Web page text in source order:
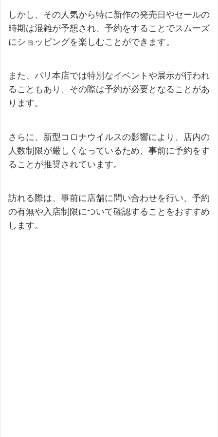
しかし、その人気から特に新作の発売日やセールの
時期は混雑が予想され、予約をすることでスムーズ
にショッピングを楽しむことができます。
また、パリ本店では特別なイベントや展示が行われ
ることもあり、その際は予約が必要となることがあ
ります。
さらに、新型コロナウイルスの影響により、店内の
人数制限が厳しくなっているため、事前に予約をす
ることが推奨されています。
訪れる際は、事前に店舗に問い合わせを行い、予約
の有無や入店制限について確認することをおすすめ
します。